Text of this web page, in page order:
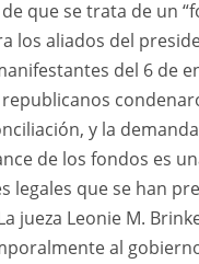
que se trata de un
los aliados del
del 6 de
y la
de los fondos es
legales que se han
jueza Leonie M.
al